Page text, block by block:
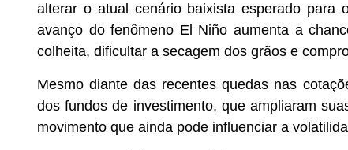
alterar o atual cenário baixista esperado para
avanço do fenômeno El Niño aumenta a
colheita, dificultar a secagem dos grãos e
Mesmo diante das recentes quedas nas
dos fundos de investimento, que ampliaram
movimento que ainda pode influenciar a